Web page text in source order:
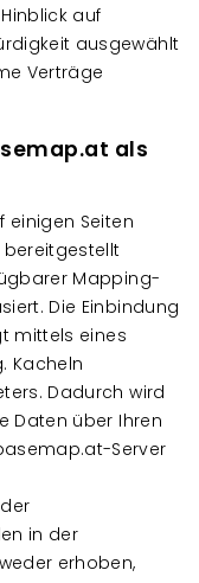
auf
ausgewählt
Verträge
als
einigen Seiten
bereitgestellt
Mapping-
Die Einbindung
mittels eines
Kacheln
Dadurch wird
Daten über Ihren
Server
in der
erhoben,